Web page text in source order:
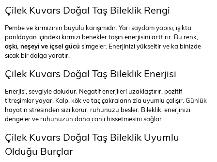
Çilek Kuvars Doğal Taş Bileklik Rengi
Pembe ve kırmızının büyülü karışımıdır. Yarı saydam yapısı, ışıkta
parıldayan içindeki kırmızı benekler taşın enerjisini arttırır. Bu renk,
aşkı, neşeyi ve içsel gücü simgeler. Enerjinizi yükseltir ve kalbinizde
sıcak bir dalga yaratır.
Çilek Kuvars Doğal Taş Bileklik Enerjisi
Enerjisi, sevgiyle doludur. Negatif enerjileri uzaklaştırır, pozitif
titreşimler yayar. Kalp, kök ve taç çakralarınızla uyumlu çalışır. Günlük
hayatın stresinden sizi korur, ruhunuzu besler. Bileklik, enerjinizi
dengeler ve ruhunuzun daha canlı hissetmesini sağlar.
Çilek Kuvars Doğal Taş Bileklik Uyumlu
Olduğu Burçlar